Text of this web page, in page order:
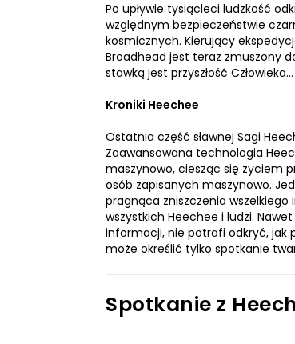
Po upływie tysiącleci ludzkość
względnym bezpieczeństwie
kosmicznych. Kierujący
Broadhead jest teraz zmuszony
stawką jest przyszłość Człowieka…
Kroniki Heechee
Ostatnia część sławnej Sagi
Zaawansowana technologia
maszynowo, ciesząc się życiem
osób zapisanych maszynowo.
pragnąca zniszczenia
wszystkich Heechee i ludzi.
informacji, nie potrafi odkryć, jak
może określić tylko spotkanie
Spotkanie z